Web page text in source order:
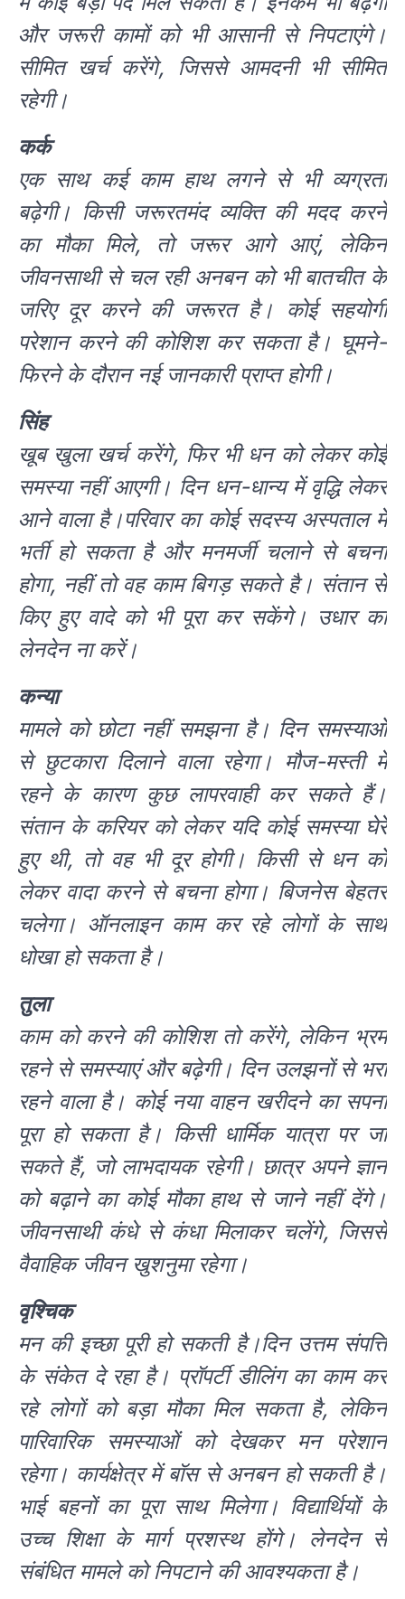
और जरूरी कामों को भी आसानी से निपटाएंगे।
सीमित खर्च करेंगे, जिससे आमदनी भी सीमित
रहेगी।
कर्क
एक साथ कई काम हाथ लगने से भी व्यग्रता
बढ़ेगी। किसी जरूरतमंद व्यक्ति की मदद करने
का मौका मिले, तो जरूर आगे आएं, लेकिन
जीवनसाथी से चल रही अनबन को भी बातचीत के
जरिए दूर करने की जरूरत है। कोई सहयोगी
परेशान करने की कोशिश कर सकता है। घूमने-
फिरने के दौरान नई जानकारी प्राप्त होगी।
सिंह
खूब खुला खर्च करेंगे, फिर भी धन को लेकर कोई
समस्या नहीं आएगी। दिन धन-धान्य में वृद्धि लेकर
आने वाला है।परिवार का कोई सदस्य अस्पताल में
भर्ती हो सकता है और मनमर्जी चलाने से बचना
होगा, नहीं तो वह काम बिगड़ सकते है। संतान से
किए हुए वादे को भी पूरा कर सकेंगे। उधार का
लेनदेन ना करें।
कन्या
मामले को छोटा नहीं समझना है। दिन समस्याओं
से छुटकारा दिलाने वाला रहेगा। मौज-मस्ती में
रहने के कारण कुछ लापरवाही कर सकते हैं।
संतान के करियर को लेकर यदि कोई समस्या घेरे
हुए थी, तो वह भी दूर होगी। किसी से धन को
लेकर वादा करने से बचना होगा। बिजनेस बेहतर
चलेगा। ऑनलाइन काम कर रहे लोगों के साथ
धोखा हो सकता है।
तुला
काम को करने की कोशिश तो करेंगे, लेकिन भ्रम
रहने से समस्याएं और बढ़ेगी। दिन उलझनों से भरा
रहने वाला है। कोई नया वाहन खरीदने का सपना
पूरा हो सकता है। किसी धार्मिक यात्रा पर जा
सकते हैं, जो लाभदायक रहेगी। छात्र अपने ज्ञान
को बढ़ाने का कोई मौका हाथ से जाने नहीं देंगे।
जीवनसाथी कंधे से कंधा मिलाकर चलेंगे, जिससे
वैवाहिक जीवन खुशनुमा रहेगा।
वृश्चिक
मन की इच्छा पूरी हो सकती है।दिन उत्तम संपत्ति
के संकेत दे रहा है। प्रॉपर्टी डीलिंग का काम कर
रहे लोगों को बड़ा मौका मिल सकता है, लेकिन
पारिवारिक समस्याओं को देखकर मन परेशान
रहेगा। कार्यक्षेत्र में बॉस से अनबन हो सकती है।
भाई बहनों का पूरा साथ मिलेगा। विद्यार्थियों के
उच्च शिक्षा के मार्ग प्रशस्थ होंगे। लेनदेन से
संबंधित मामले को निपटाने की आवश्यकता है।